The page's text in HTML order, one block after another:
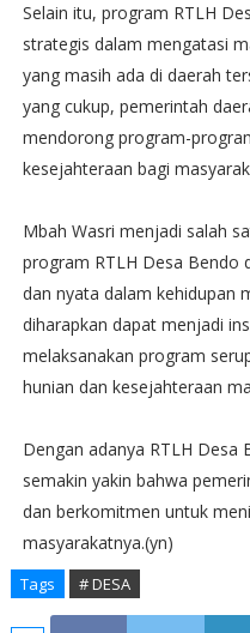
Selain itu, program RTLH
strategis dalam mengatasi
yang masih ada di daerah
yang cukup, pemerintah
mendorong program-
kesejahteraan bagi
Mbah Wasri menjadi salah
program RTLH Desa Bendo
dan nyata dalam kehidupan
diharapkan dapat menjadi
melaksanakan program
hunian dan kesejahteraan
Dengan adanya RTLH
semakin yakin bahwa
dan berkomitmen untuk
masyarakatnya.(yn)
Tags # DESA